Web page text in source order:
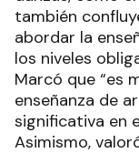
también
abordar la
los niveles
Marcó que “es
enseñanza de
significativa en
Asimismo,